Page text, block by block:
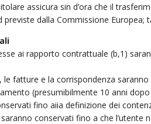
assicura sin d’ora che il
dalla Commissione
ai rapporto contrattuale (b,1)
fatture e la corrispondenza
(presumibilmente 10 anni
fino aiia definizione dei
conservati fino a che